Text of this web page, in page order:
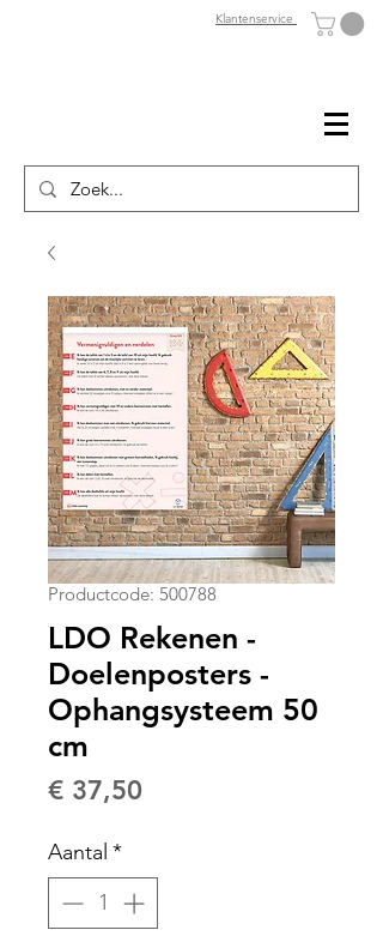
Klantenservice
Productcode: 500788
LDO Rekenen -
Doelenposters -
Ophangsysteem 50
cm
€ 37,50
Aantal *